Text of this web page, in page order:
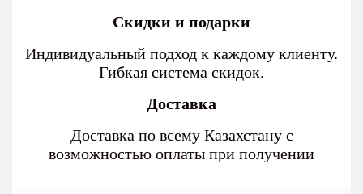
Скидки и подарки
Индивидуальный подход к каждому клиенту.
Гибкая система скидок.
Доставка
Доставка по всему Казахстану с
возможностью оплаты при получении